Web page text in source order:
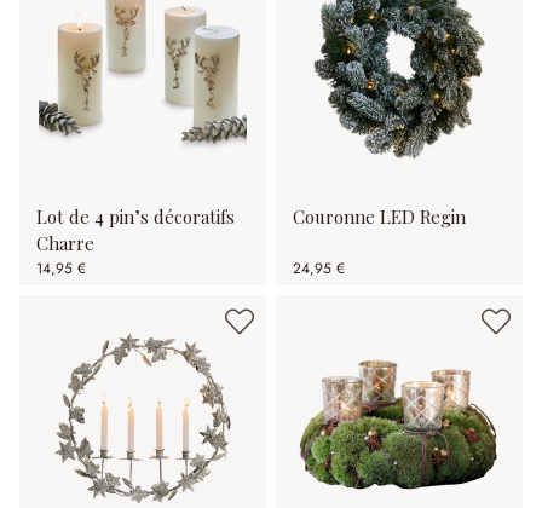
Lot de 4 pin’s décoratifs
Charre
14,95 €
Couronne LED Regin
24,95 €